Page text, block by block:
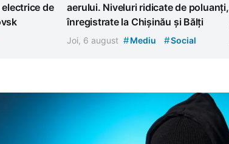
de
aerului. Niveluri ridicate de poluanți,
înregistrate la Chișinău și Bălți
Joi, 6 august #Mediu #Social